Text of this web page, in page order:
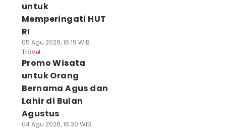
untuk
Memperingati HUT
RI
05 Agu 2026, 16:19 WIB
Travel
Promo Wisata
untuk Orang
Bernama Agus dan
Lahir di Bulan
Agustus
04 Agu 2026, 16:30 WIB